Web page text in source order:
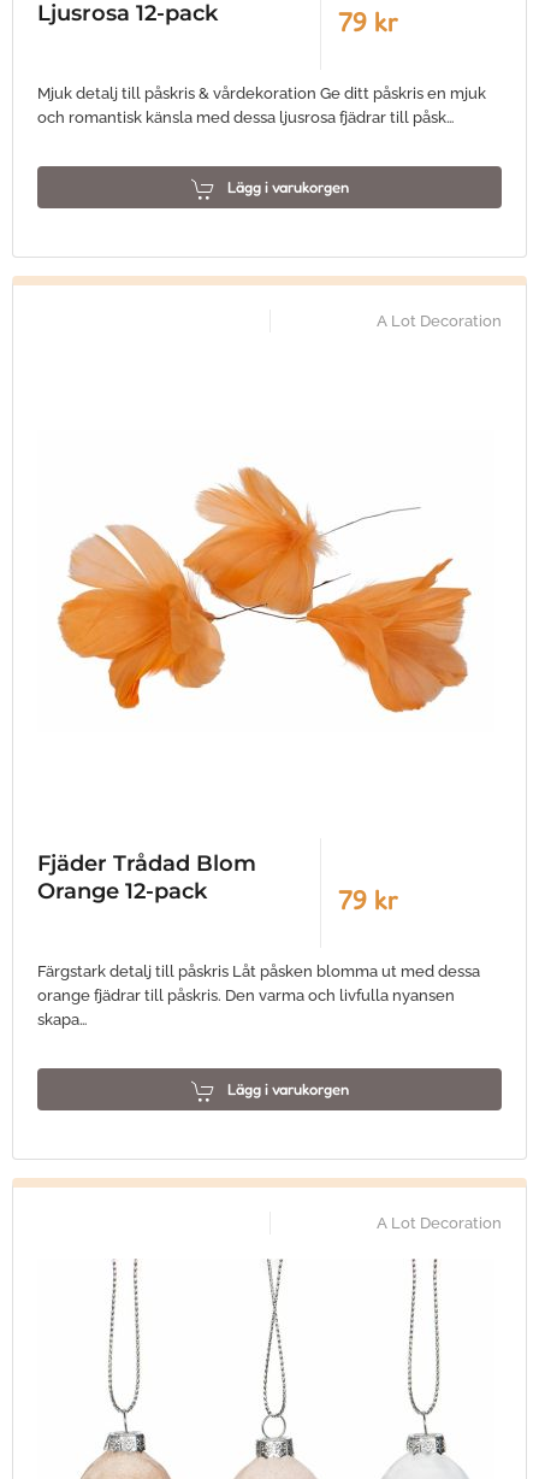
Ljusrosa 12-pack 79 kr
Mjuk detalj till påskris & vårdekoration Ge ditt påskris en mjuk
och romantisk känsla med dessa ljusrosa fjädrar till påsk…
Lägg i varukorgen
A Lot Decoration
Fjäder Trådad Blom
Orange 12-pack
79 kr
Färgstark detalj till påskris Låt påsken blomma ut med dessa
orange fjädrar till påskris. Den varma och livfulla nyansen
skapa…
Lägg i varukorgen
A Lot Decoration